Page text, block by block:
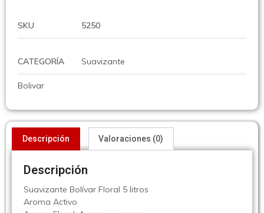
SKU 5250
CATEGORÍA Suavizante
Bolivar
Descripción Valoraciones (0)
Descripción
Suavizante Bolívar Floral 5 litros
Aroma Activo